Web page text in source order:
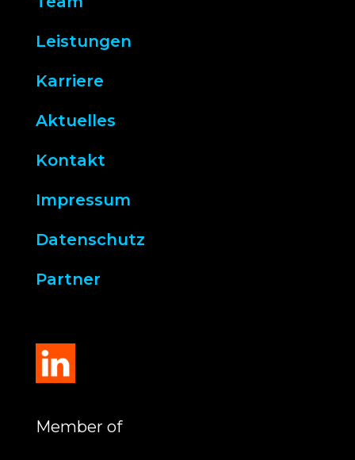
Leistungen
Karriere
Aktuelles
Kontakt
Impressum
Datenschutz
Partner
Member of